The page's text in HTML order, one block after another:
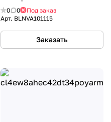
Blanca SE
0 0
Под заказ
Арт. BLNVA101115
Заказать